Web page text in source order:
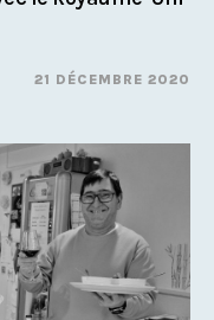
21 DÉCEMBRE 2020